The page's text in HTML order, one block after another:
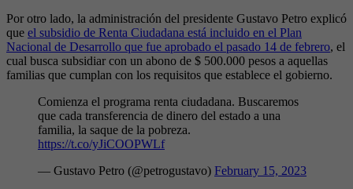
Por otro lado, la administración del presidente Gustavo Petro explicó
que el subsidio de Renta Ciudadana está incluido en el Plan
Nacional de Desarrollo que fue aprobado el pasado 14 de febrero, el
cual busca subsidiar con un abono de $ 500.000 pesos a aquellas
familias que cumplan con los requisitos que establece el gobierno.
Comienza el programa renta ciudadana. Buscaremos
que cada transferencia de dinero del estado a una
familia, la saque de la pobreza.
https://t.co/yJiCOOPWLf
— Gustavo Petro (@petrogustavo) February 15, 2023